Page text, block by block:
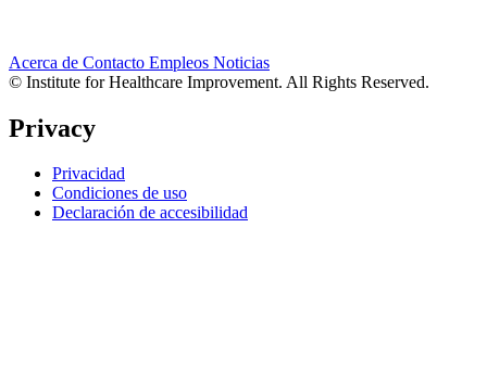
Acerca de Contacto Empleos Noticias
© Institute for Healthcare Improvement. All Rights Reserved.
Privacy
Privacidad
Condiciones de uso
Declaración de accesibilidad